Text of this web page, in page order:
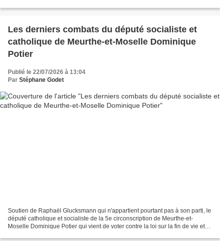
Les derniers combats du député socialiste et
catholique de Meurthe-et-Moselle Dominique
Potier
Publié le 22/07/2026 à 13:04
Par Stéphane Godet
Soutien de Raphaël Glucksmann qui n'appartient pourtant pas à son parti, le
député catholique et socialiste de la 5e circonscription de Meurthe-et-
Moselle Dominique Potier qui vient de voter contre la loi sur la fin de vie et